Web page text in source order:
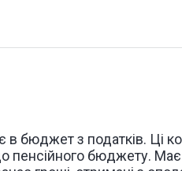
бюджет з податків. Ці
пенсійного бюджету.